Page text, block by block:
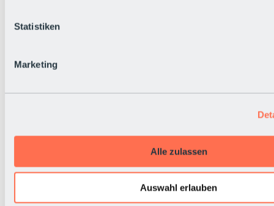
Statistiken
Marketing
Alle zulassen
Auswahl erlauben